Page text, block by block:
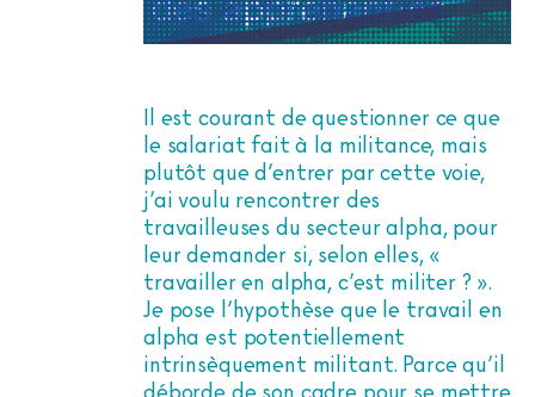
Il est courant de questionner ce que
le salariat fait à la militance, mais
plutôt que d’entrer par cette voie,
j’ai voulu rencontrer des
travailleuses du secteur alpha, pour
leur demander si, selon elles, «
travailler en alpha, c’est militer ? ».
Je pose l’hypothèse que le travail en
alpha est potentiellement
intrinsèquement militant. Parce qu’il
déborde de son cadre pour se mettre